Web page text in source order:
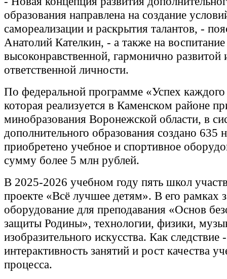
образования направлена на создание
самореализации и раскрытия талантов, -
Анатолий Кателкин, - а также на воспитание
высоконравственной, гармонично развитой
ответственной личности.
По федеральной программе «Успех каждого
которая реализуется в Каменском районе
минобразования Воронежской области, в
дополнительного образования создано 635
приобретено учебное и спортивное
сумму более 5 млн рублей.
В 2025-2026 учебном году пять школ
проекте «Всё лучшее детям». В его рамках
оборудование для преподавания «Основ
защиты Родины», технологии, физики,
изобразительного искусства. Как
интерактивность занятий и рост качества
процесса.